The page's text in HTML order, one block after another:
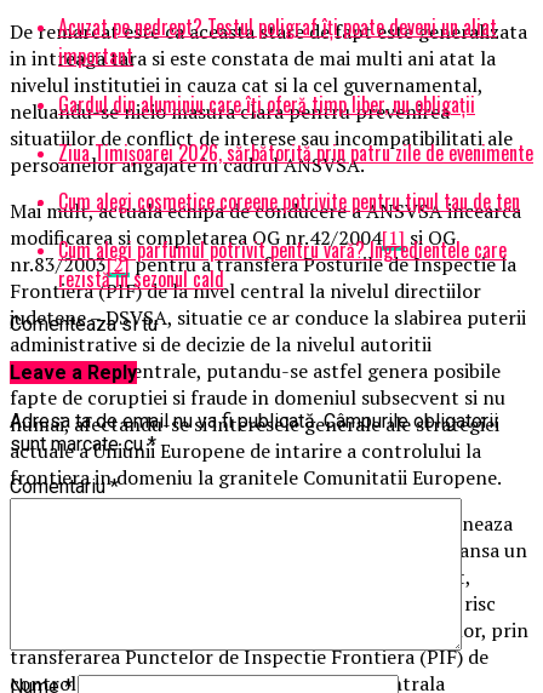
De remarcat este ca aceasta stare de fapt este generalizata
in intreaga tara si este constata de mai multi ani atat la
nivelul institutiei in cauza cat si la cel guvernamental,
neluandu-se nicio masura clara pentru prevenirea
situatiilor de conflict de interese sau incompatibilitati ale
persoanelor angajate in cadrul ANSVSA.
Mai mult, actuala echipa de conducere a ANSVSA incearca
modificarea si completarea OG nr.42/2004[1] si OG
nr.83/2003[2]pentru a transfera Posturile de Inspectie la
Frontiera (PIF) de la nivel central la nivelul directiilor
judetene – DSVSA, situatie ce ar conduce la slabirea puterii
administrative si de decizie de la nivelul autoritii
competente centrale, putandu-se astfel genera posibile
fapte de coruptiei si fraude in domeniul subsecvent si nu
numai, afectandu-se si interesele generale ale strategiei
actuale a Uniunii Europene de intarire a controlului la
frontiera in domeniu la granitele Comunitatii Europene.
Actuala conducere ANSVSA promoveaza si intentioneaza
sa realizeze o reorganizare “personala” care va declansa un
mega scandal datorita riscului major de infrigement,
inclusiv de destabilizare a exporturilor romanesti si risc
asupra sigurantei verificarii importurilor/exporturilor, prin
transferarea Punctelor de Inspectie Frontiera (PIF) de
control sanitar-veterinar de la structura centrala
Acuzat pe nedrept? Testul poligraf îţi poate deveni un aliat
important
Gardul din aluminiu care îți oferă timp liber, nu obligații
Ziua Timișoarei 2026, sărbătorită prin patru zile de evenimente
Cum alegi cosmetice coreene potrivite pentru tipul tau de ten
Cum alegi parfumul potrivit pentru vară? Ingredientele care
rezistă în sezonul cald
Comenteaza si tu
Leave a Reply
Adresa ta de email nu va fi publicată. Câmpurile obligatorii
sunt marcate cu*
Comentariu*
Nume*